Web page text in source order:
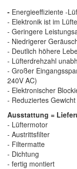
- Energieeffiziente -
- Elektronik ist im
- Geringere
- Niedrigerer
- Deutlich höhere
- Lüfterdrehzahl
- Großer
240V AC)
- Elektronischer
- Reduziertes
Ausstattung =
- Lüftermotor
- Austrittsfilter
- Filtermatte
- Dichtung
- fertig montiert